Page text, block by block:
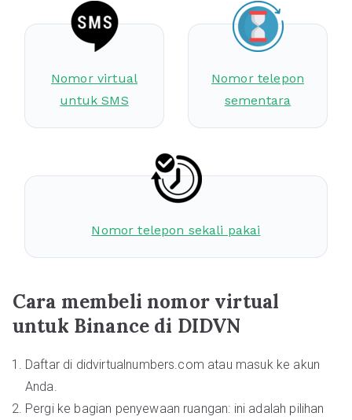
Nomor virtual
untuk SMS
Nomor telepon
sementara
Nomor telepon sekali pakai
Cara membeli nomor virtual
untuk Binance di DIDVN
Daftar di didvirtualnumbers.com atau masuk ke akun
Anda.
Pergi ke bagian penyewaan ruangan: ini adalah pilihan